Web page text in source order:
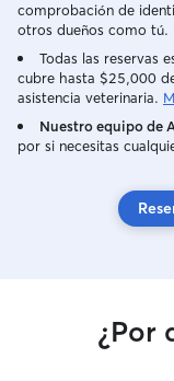
comprobación de
otros dueños como tú.
Todas las reservas
cubre hasta $25,000
asistencia veterinaria.
Nuestro equipo de
por si necesitas
¿Por